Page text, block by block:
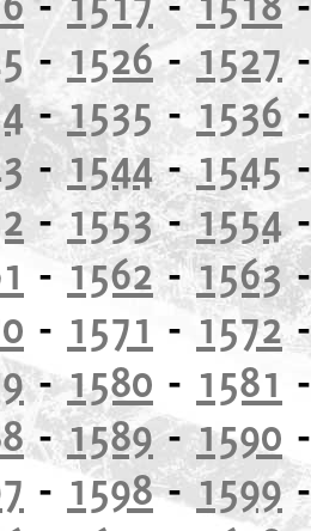
- 1526-1527
-1535-1536
-1544-1545
-1553-1554
-1562-1563
- 1571 - 1572
-1580 - 1581
-1589-1590
- 1598-1599